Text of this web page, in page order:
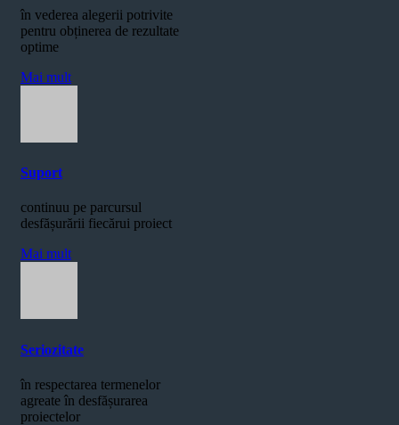
în vederea alegerii potrivite
pentru obținerea de rezultate
optime
Mai mult
Suport
continuu pe parcursul
desfășurării fiecărui proiect
Mai mult
Seriozitate
în respectarea termenelor
agreate în desfășurarea
proiectelor